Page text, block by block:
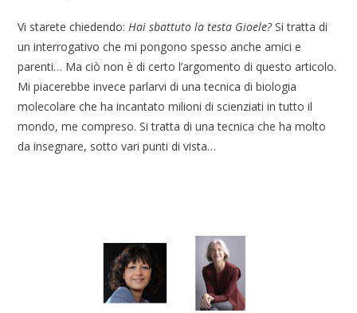
Vi starete chiedendo:Hai sbattuto la testa Gioele?Si tratta di
un interrogativo che mi pongono spesso anche amici e
parenti… Ma ciò non è di certo l’argomento di questo articolo.
Mi piacerebbe invece parlarvi di una tecnica di biologia
molecolare che ha incantato milioni di scienziati in tutto il
mondo, me compreso. Si tratta di una tecnica che ha molto
da insegnare, sotto vari punti di vista…